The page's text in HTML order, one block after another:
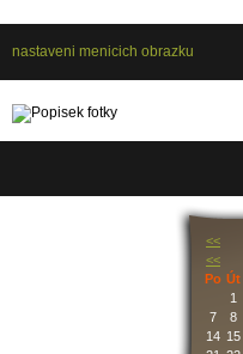
nastaveni menicich obrazku
<<
<<
Po Út
1
7
8
14 15